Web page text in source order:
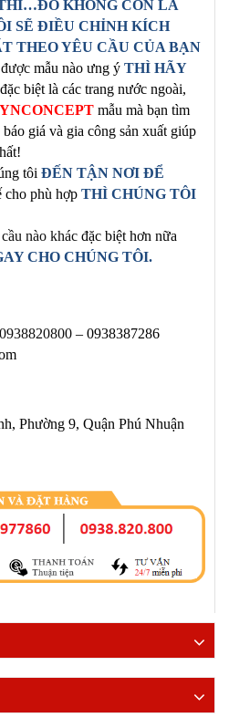
KHÔNG CÒN LÀ
SẼ ĐIỀU CHỈNH KÍCH
THEO YÊU CẦU CỦA BẠN
mẫu nào ưng ý THÌ HÃY
biệt là các trang nước ngoài,
mẫu mà bạn tìm
giá và gia công sản xuất giúp
tôi ĐẾN TẬN NƠI ĐỂ
cho phù hợp THÌ CHÚNG TÔI
nào khác đặc biệt hơn nữa
CHO CHÚNG TÔI.
0938820800 – 0938387286
Phường 9, Quận Phú Nhuận